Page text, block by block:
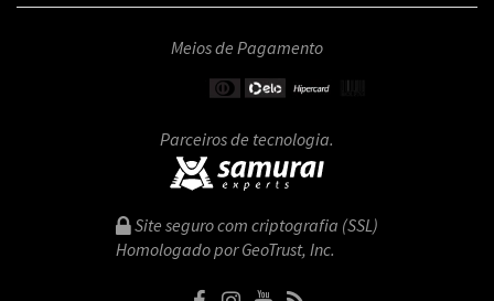
Meios de Pagamento
Parceiros de tecnologia.
Site seguro com criptografia (SSL)
Homologado por GeoTrust, Inc.